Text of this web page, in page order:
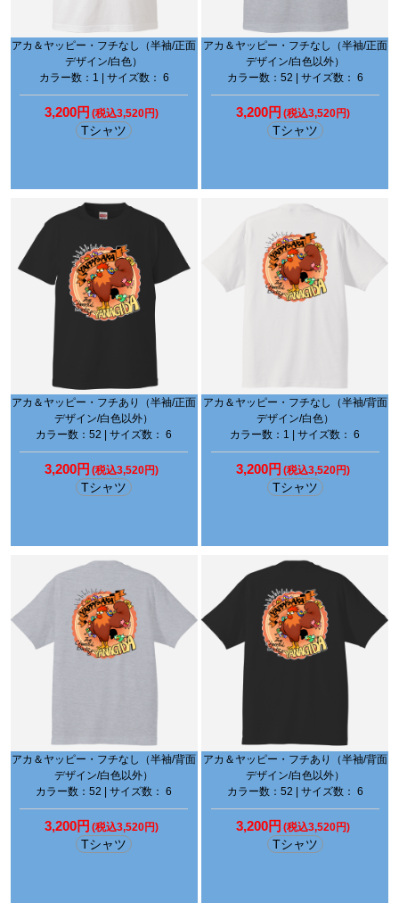
アカ＆ヤッピー・フチなし（半袖/正面
デザイン/白色）
カラー数：1 | サイズ数： 6
3,200円 (税込3,520円)
Tシャツ
アカ＆ヤッピー・フチなし（半袖/正面
デザイン/白色以外）
カラー数：52 | サイズ数： 6
3,200円 (税込3,520円)
Tシャツ
アカ＆ヤッピー・フチあり（半袖/正面
デザイン/白色以外）
カラー数：52 | サイズ数： 6
3,200円 (税込3,520円)
Tシャツ
アカ＆ヤッピー・フチなし（半袖/背面
デザイン/白色）
カラー数：1 | サイズ数： 6
3,200円 (税込3,520円)
Tシャツ
アカ＆ヤッピー・フチなし（半袖/背面
デザイン/白色以外）
カラー数：52 | サイズ数： 6
3,200円 (税込3,520円)
Tシャツ
アカ＆ヤッピー・フチあり（半袖/背面
デザイン/白色以外）
カラー数：52 | サイズ数： 6
3,200円 (税込3,520円)
Tシャツ